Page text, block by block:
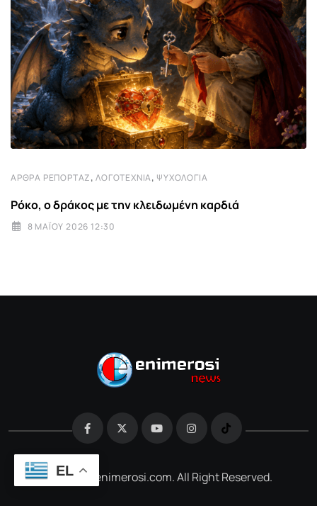
ΆΡΘΡΑ ΡΕΠΟΡΤΆΖ,ΛΟΓΟΤΕΧΝΊΑ, ΨΥΧΟΛΟΓΊΑ
Ρόκο, ο δράκος με την κλειδωμένη καρδιά
8 ΜΑΪ́ΟΥ 2026 12:30
@2026 e-enimerosi.com. All Right Reserved.
EL